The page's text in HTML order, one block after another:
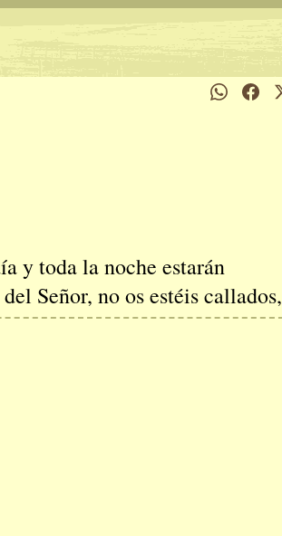
y toda la noche estarán
Señor, no os estéis callados,